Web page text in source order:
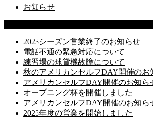
お知らせ
2023シーズン営業終了のお知らせ
電話不通の緊急対応について
練習場の球貸機故障について
秋のアメリカンセルフDAY開催のお
アメリカンセルフDAY開催のお知ら
オープニング杯を開催しました
アメリカンセルフDAY開催のお知ら
2023年度の営業を開始しました